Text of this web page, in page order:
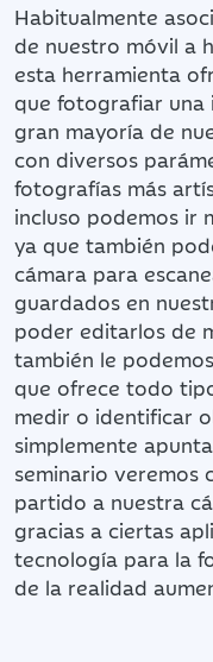
Habitualmente
de nuestro móvil a
esta herramienta
que fotografiar una
gran mayoría de
con diversos
fotografías más
incluso podemos ir
ya que también
cámara para
guardados en
poder editarlos de
también le
que ofrece todo
medir o identificar
simplemente
seminario veremos
partido a nuestra
gracias a ciertas
tecnología para la
de la realidad